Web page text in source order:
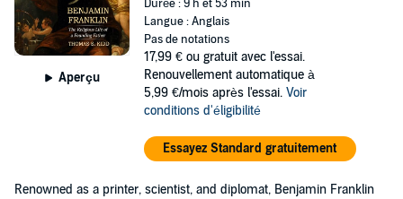
Aperçu
Durée : 9 h et 53 min
Langue : Anglais
Pas de notations
17,99 € ou gratuit avec l'essai.
Renouvellement automatique à
5,99 €/mois après l'essai. Voir
conditions d'éligibilité
Essayez Standard gratuitement
Renowned as a printer, scientist, and diplomat, Benjamin Franklin